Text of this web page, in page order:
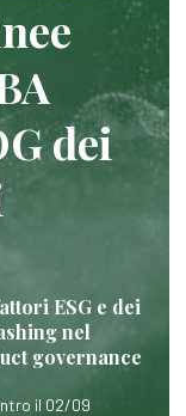
dei
ESG e dei
nel
governance
il 02/09